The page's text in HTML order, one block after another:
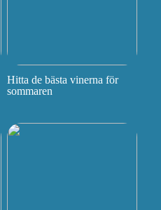
Hitta de bästa vinerna för
sommaren